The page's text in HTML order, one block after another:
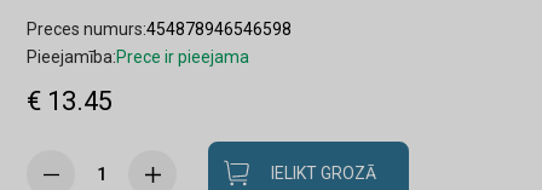
Preces numurs:454878946546598
Pieejamība:Prece ir pieejama
€ 13.45
IELIKT GROZĀ